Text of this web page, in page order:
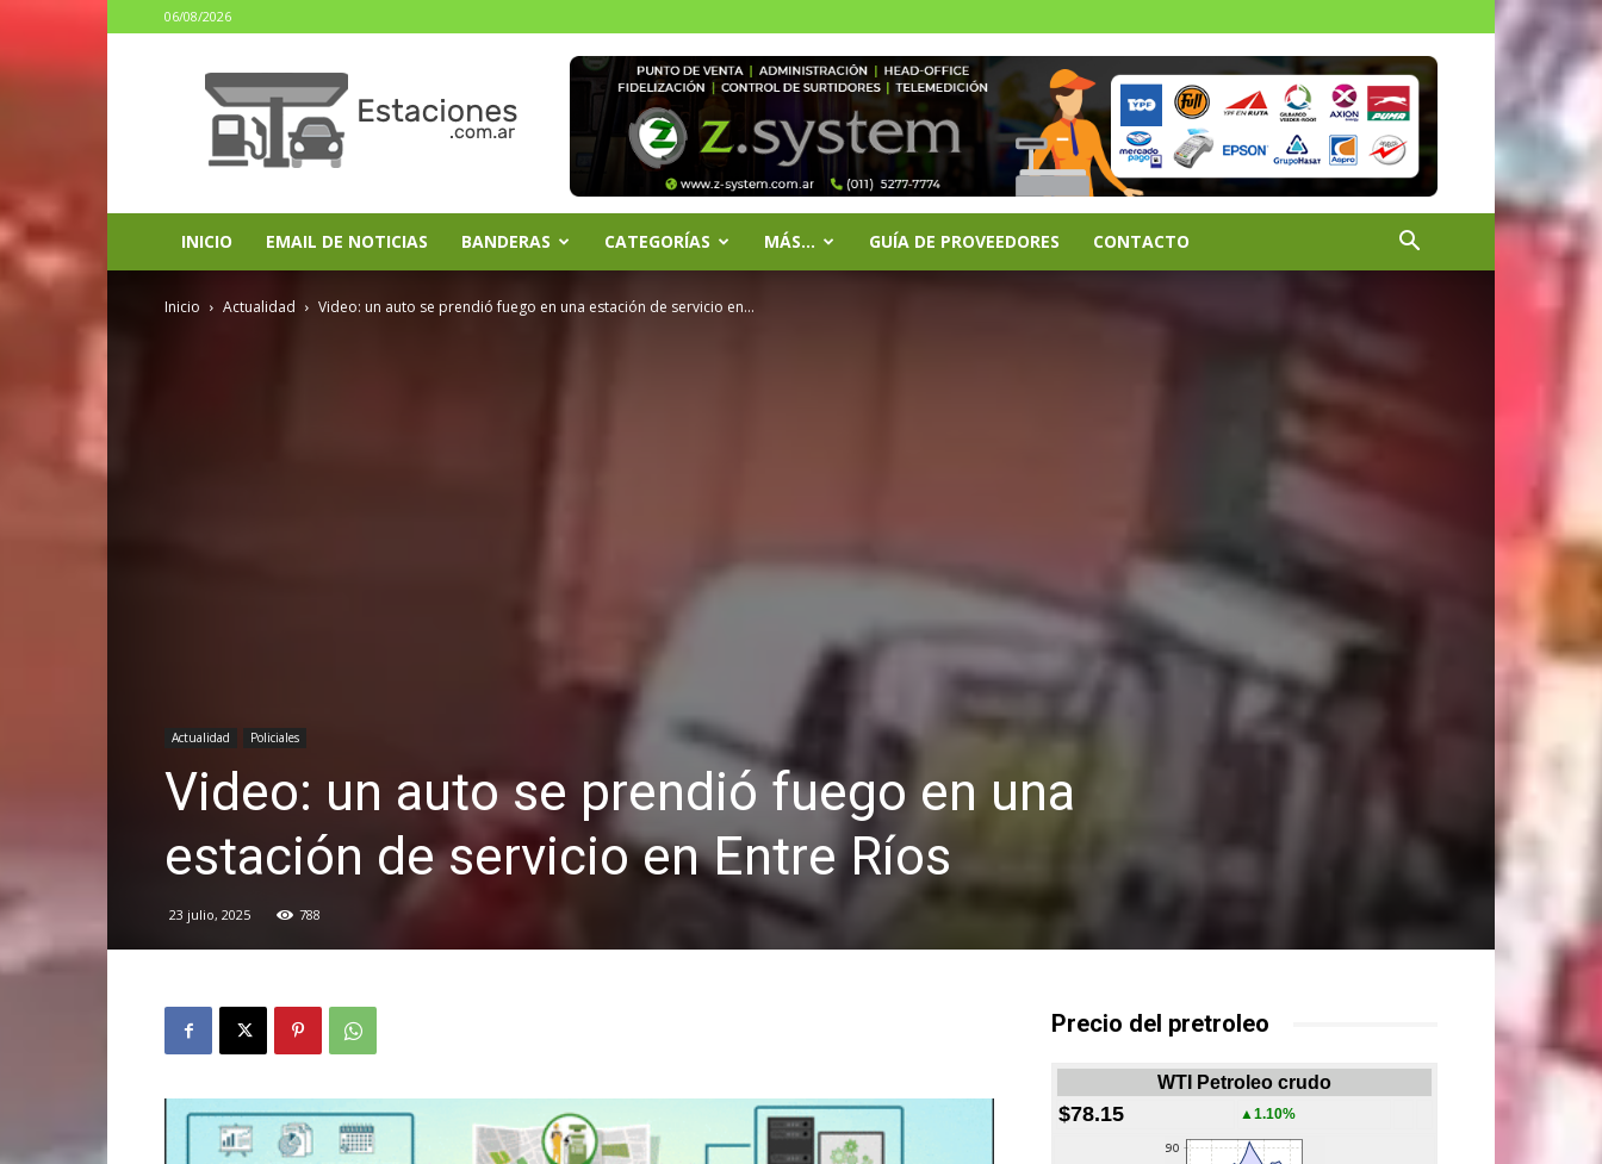
06/08/2026
INICIO EMAIL DE NOTICIAS BANDERAS CATEGORÍAS MÁS… GUÍA DE PROVEEDORES CONTACTO
Inicio Actualidad Video: un auto se prendió fuego en una estación de servicio en...
Actualidad Policiales
Video: un auto se prendió fuego en una
estación de servicio en Entre Ríos
23 julio, 2025 788
Precio del pretroleo
WTI Petroleo crudo
$78.15 ▲1.10%